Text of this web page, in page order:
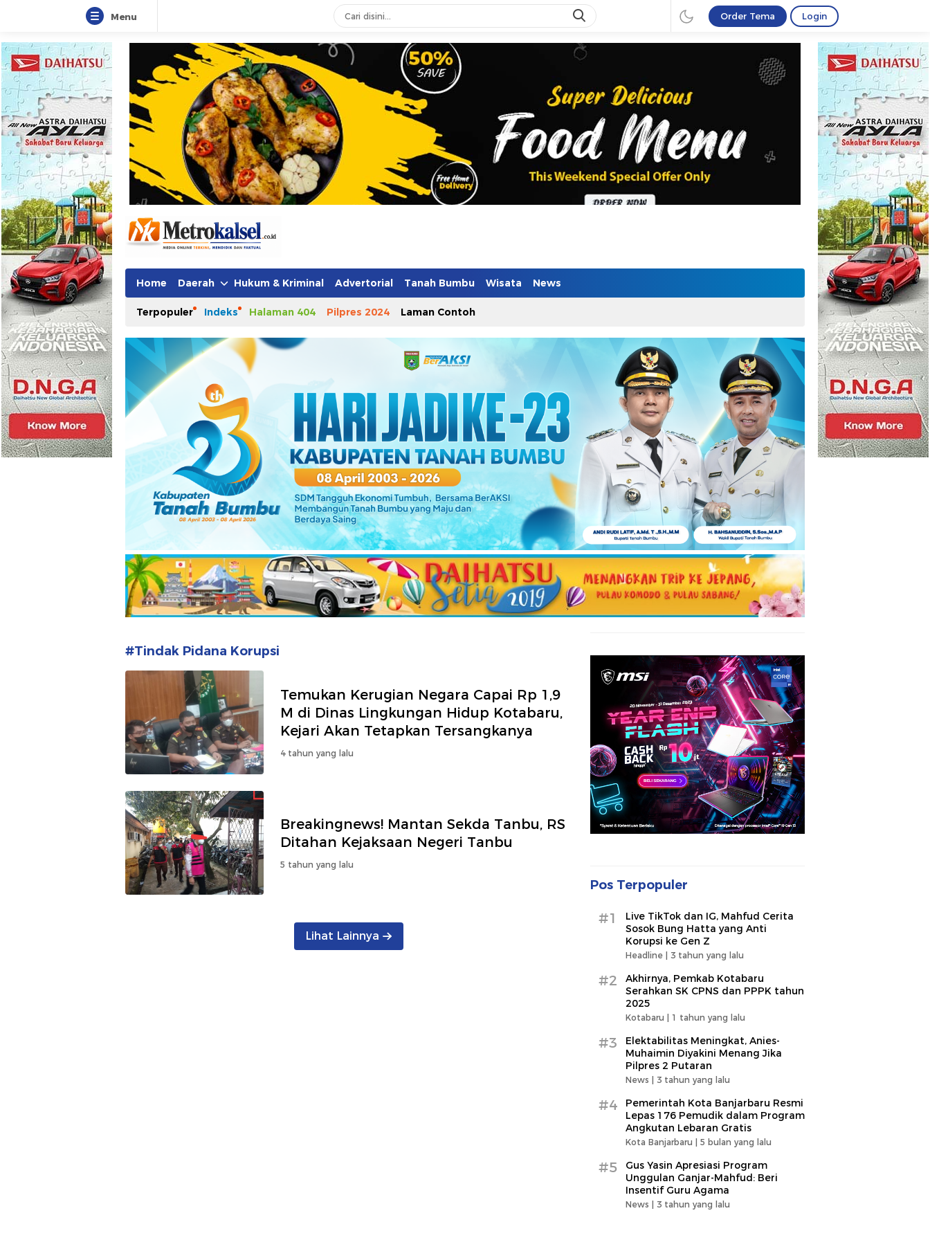
Menu Order Tema Login
Metro Kalsel
Media Online Terkini, Faktual dan Mendidik
Home Daerah Hukum & Kriminal Advertorial Tanah Bumbu Wisata News
Terpopuler Indeks Halaman 404 Pilpres 2024 Laman Contoh
#Tindak Pidana Korupsi
Temukan Kerugian Negara Capai Rp 1,9
M di Dinas Lingkungan Hidup Kotabaru,
Kejari Akan Tetapkan Tersangkanya
4 tahun yang lalu
Breakingnews! Mantan Sekda Tanbu, RS
Ditahan Kejaksaan Negeri Tanbu
5 tahun yang lalu
Lihat Lainnya
Pos Terpopuler
#1
Live TikTok dan IG, Mahfud Cerita
Sosok Bung Hatta yang Anti
Korupsi ke Gen Z
Headline | 3 tahun yang lalu
#2
Akhirnya, Pemkab Kotabaru
Serahkan SK CPNS dan PPPK tahun
2025
Kotabaru | 1 tahun yang lalu
#3
Elektabilitas Meningkat, Anies-
Muhaimin Diyakini Menang Jika
Pilpres 2 Putaran
News | 3 tahun yang lalu
#4
Pemerintah Kota Banjarbaru Resmi
Lepas 176 Pemudik dalam Program
Angkutan Lebaran Gratis
Kota Banjarbaru | 5 bulan yang lalu
#5
Gus Yasin Apresiasi Program
Unggulan Ganjar-Mahfud: Beri
Insentif Guru Agama
News | 3 tahun yang lalu